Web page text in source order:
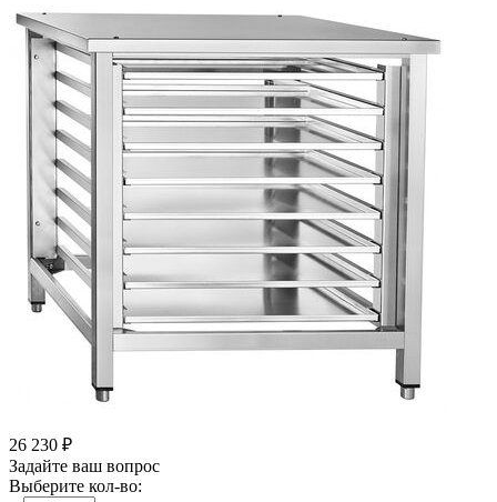
26 230 ₽
Задайте ваш вопрос
Выберите кол-во: